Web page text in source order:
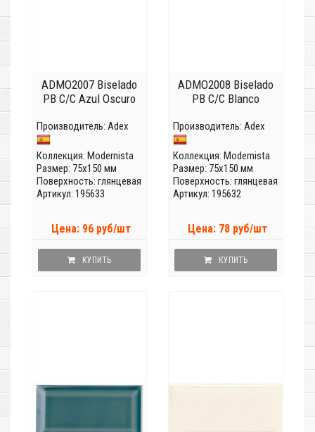
ADMO2007 Biselado
PB C/C Azul Oscuro
Производитель: Adex
Коллекция: Modernista
Размер: 75x150 мм
Поверхность: глянцевая
Артикул: 195633
Цена: 96 руб/шт
КУПИТЬ
ADMO2008 Biselado
PB C/C Blanco
Производитель: Adex
Коллекция: Modernista
Размер: 75x150 мм
Поверхность: глянцевая
Артикул: 195632
Цена: 78 руб/шт
КУПИТЬ